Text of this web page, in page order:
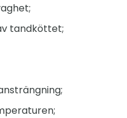
tandköttet;